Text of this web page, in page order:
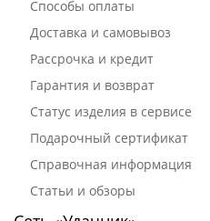
Способы оплаты
Доставка и самовывоз
Рассрочка и кредит
Гарантия и возврат
Статус изделия в сервисе
Подарочный сертификат
Справочная информация
Статьи и обзоры